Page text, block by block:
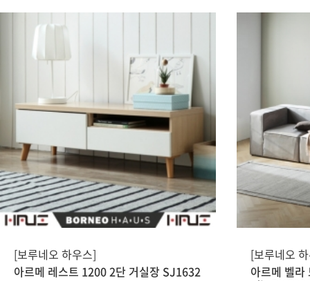
[보루네오 하우스]
아르메 레스트 1200 2단 거실장 SJ1632
[보루네오
아르메 벨라